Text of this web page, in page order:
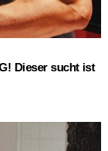
Dieser sucht ist